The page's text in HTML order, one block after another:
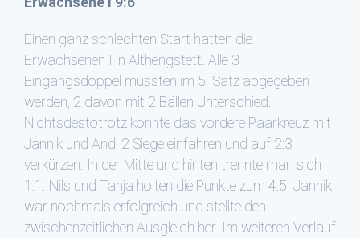
Einen ganz schlechten Start hatten die
Erwachsenen I in Althengstett. Alle 3
Eingangsdoppel mussten im 5. Satz abgegeben
werden, 2 davon mit 2 Bällen Unterschied.
Nichtsdestotrotz konnte das vordere Paarkreuz mit
Jannik und Andi 2 Siege einfahren und auf 2:3
verkürzen. In der Mitte und hinten trennte man sich
1:1. Nils und Tanja holten die Punkte zum 4:5. Jannik
war nochmals erfolgreich und stellte den
zwischenzeitlichen Ausgleich her. Im weiteren Verlauf